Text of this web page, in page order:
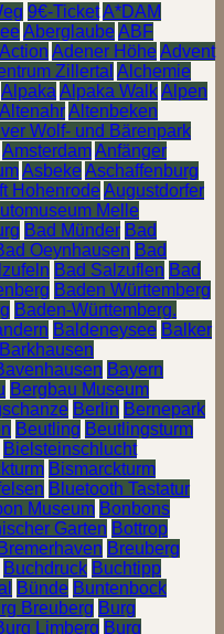
9€-TicketA*DAM
AberglaubeABF
Action Adener HöheAdvent
Zillertal Alchemie
Alpaka Alpaka WalkAlpen
AltenahrAltenbeken
Wolf- und Bärenpark
AmsterdamAnfänger
AsbekeAschaffenburg
HohenrodeAugustdorfer
Melle
Bad Münder Bad
Oeynhausen Bad
Bad Salzuflen Bad
Baden Württemberg
Baden-Württemberg.
Baldeneysee Balker
Barkhausen
Bayern
Bergbau Museum
Berlin Bernepark
Beutling Beutlingsturm
Bielsteinschlucht
Bismarckturm
Bluetooth Tastatur
Museum Bonbons
Garten Bottrop
Bremerhaven Breuberg
Buchdruck Buchtipp
Bünde Buntenbock
Breuberg Burg
Limberg Burg